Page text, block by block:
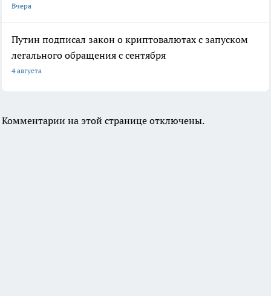
Вчера
Путин подписал закон о криптовалютах с запуском
легального обращения с сентября
4 августа
Комментарии на этой странице отключены.